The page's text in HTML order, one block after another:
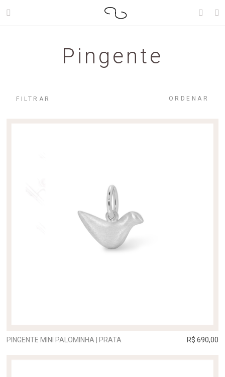
Pingente
FILTRAR ORDENAR
PINGENTE MINI PALOMINHA | PRATA R$ 690,00